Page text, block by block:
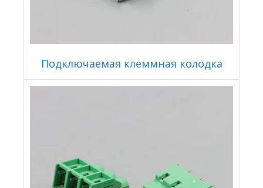
Подключаемая клеммная колодка